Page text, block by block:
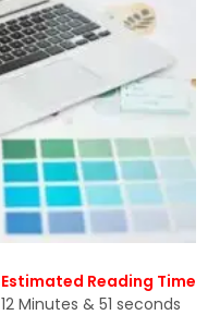
Estimated Reading Time
12 Minutes & 51 seconds